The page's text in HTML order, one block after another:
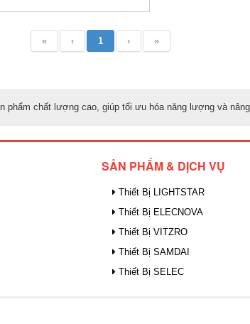
« ‹ 1 › »
phẩm chất lượng cao, giúp tối ưu hóa năng lượng và
SẢN PHẨM & DỊCH VỤ
Thiết Bị LIGHTSTAR
Thiết Bị ELECNOVA
Thiết Bị VITZRO
Thiết Bị SAMDAI
Thiết Bị SELEC